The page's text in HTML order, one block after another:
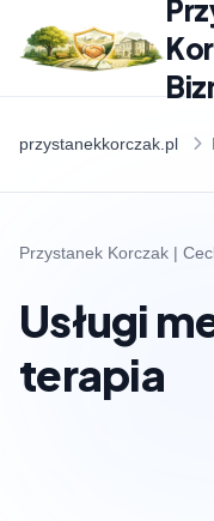
przystanekkorczak.pl
Przystanek Korczak |
Usługi
terapia